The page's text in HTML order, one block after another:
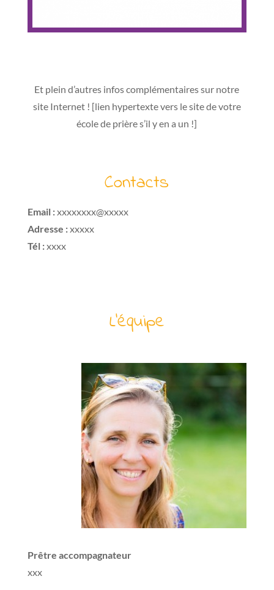
Et plein d’autres infos complémentaires sur notre
site Internet ! [lien hypertexte vers le site de votre
école de prière s’il y en a un !]
Contacts
Email :xxxxxxxx@xxxxx
Adresse :xxxxx
Tél :xxxx
L’équipe
Prêtre accompagnateur
xxx